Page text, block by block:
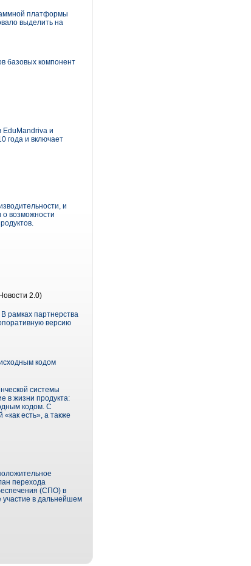
платформы
выделить на
базовых компонент
EduMandriva и
года и включает
и
о возможности
2.0)
рамках партнерства
версию
кодом
системы
в жизни продукта:
кодом. С
есть», а также
перехода
(СПО) в
участие в дальнейшем